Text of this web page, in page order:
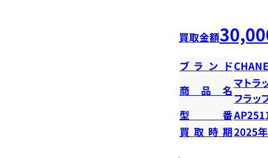
買取金額
ブランド
商品名
マトラ
フラッ
型番
買取時期2025